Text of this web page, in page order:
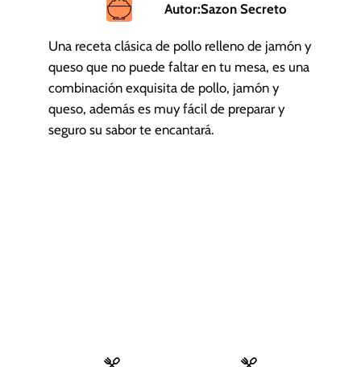
Autor:Sazon Secreto
Una receta clásica de pollo relleno de jamón y
queso que no puede faltar en tu mesa, es una
combinación exquisita de pollo, jamón y
queso, además es muy fácil de preparar y
seguro su sabor te encantará.